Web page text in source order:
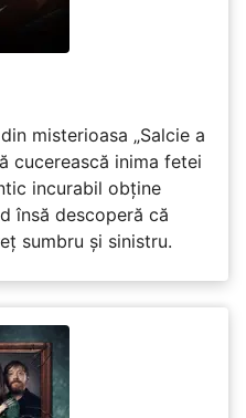
misterioasa „Salcie a
cucerească inima fetei
incurabil obține
însă descoperă că
sumbru și sinistru.